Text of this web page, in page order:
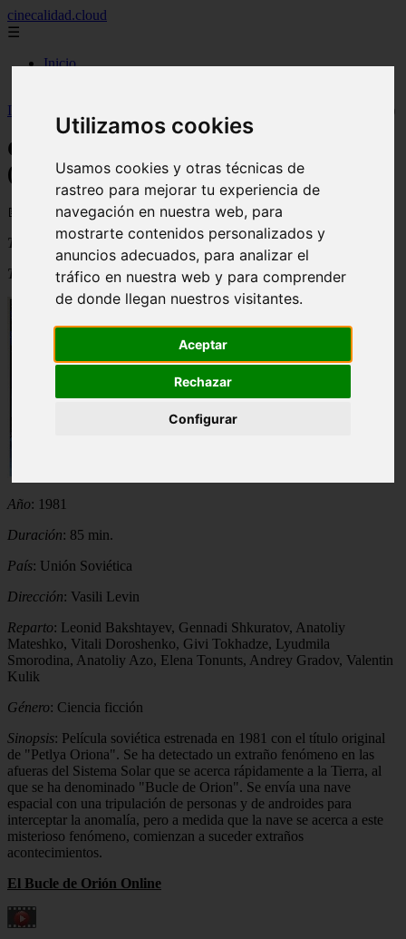
Utilizamos cookies
Usamos cookies y otras técnicas de
rastreo para mejorar tu experiencia de
navegación en nuestra web, para
mostrarte contenidos personalizados y
anuncios adecuados, para analizar el
tráfico en nuestra web y para comprender
de donde llegan nuestros visitantes.
Aceptar
Rechazar
Configurar
cinecalidad.cloud
☰
Inicio
Inicio
Cine de Calidad: El Bucle de Orión (Petlya Oriona)
Cine de Calidad: El Bucle de Orión
(Petlya Oriona)
📅 18/08/2025
Título original:Petlya Oriona (The Orion’s Loop)
Título en español :El Bucle de Orión
Año: 1981
Duración: 85 min.
País: Unión Soviética
Dirección: Vasili Levin
Reparto: Leonid Bakshtayev, Gennadi Shkuratov, Anatoliy
Mateshko, Vitali Doroshenko, Givi Tokhadze, Lyudmila
Smorodina, Anatoliy Azo, Elena Tonunts, Andrey Gradov, Valentin
Kulik
Género: Ciencia ficción
Sinopsis: Película soviética estrenada en 1981 con el título original
de "Petlya Oriona". Se ha detectado un extraño fenómeno en las
afueras del Sistema Solar que se acerca rápidamente a la Tierra, al
que se ha denominado "Bucle de Orion". Se envía una nave
espacial con una tripulación de personas y de androides para
interceptar la anomalía, pero a medida que la nave se acerca a este
misterioso fenómeno, comienzan a suceder extraños
acontecimientos.
El Bucle de Orión Online